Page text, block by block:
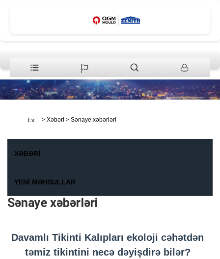
Ev > Xəbəri > Sənaye xəbərləri
XƏBƏRI
YENI MƏHSULLAR
Sənaye xəbərləri
Davamlı Tikinti Kalıpları ekoloji cəhətdən
təmiz tikintini necə dəyişdirə bilər?